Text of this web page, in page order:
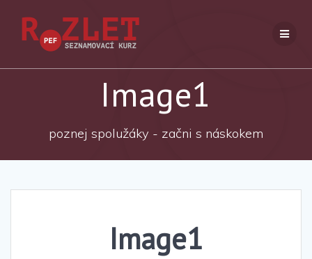
Image1
poznej spolužáky - začni s náskokem
Image1